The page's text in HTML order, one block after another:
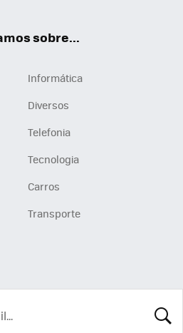
sobre...
Informática
Diversos
Telefonia
Tecnologia
Carros
Transporte